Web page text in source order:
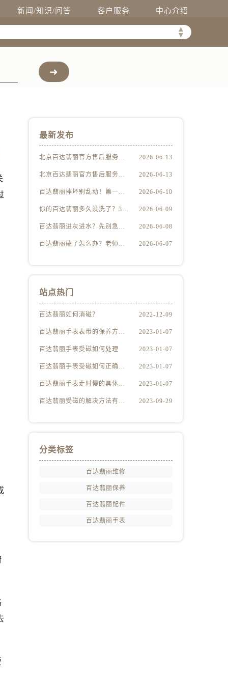
新闻/知识/问答 客户服务 中心介绍
▲
▼
最新发布
北京百达翡丽官方售后服务中心｜最新地址及服务热线权威信息公示（2026年6月最新） 2026-06-13
北京百达翡丽官方售后服务中心｜网点地址与客服电话权威信息公示（2026年6月最新） 2026-06-13
百达翡丽摔坏别乱动！第一步做错可能报废 2026-06-10
你的百达翡丽多久没洗了？3步让它焕然一新 2026-06-09
百达翡丽进灰进水？先别急着送修，这样做更安全 2026-06-08
百达翡丽磕了怎么办？老师傅手把手教你修复技巧 2026-06-07
站点热门
百达翡丽如何消磁？ 2022-12-09
百达翡丽手表表带的保养方法有哪些？ 2023-01-07
百达翡丽手表受磁如何处理 2023-01-07
百达翡丽手表受磁如何正确消磁 2023-01-07
百达翡丽手表走时慢的具体原因 2023-01-07
百达翡丽受磁的解决方法有哪些（百达翡丽受磁解决方法是什么） 2023-09-29
分类标签
百达翡丽维修
百达翡丽保养
百达翡丽配件
百达翡丽手表